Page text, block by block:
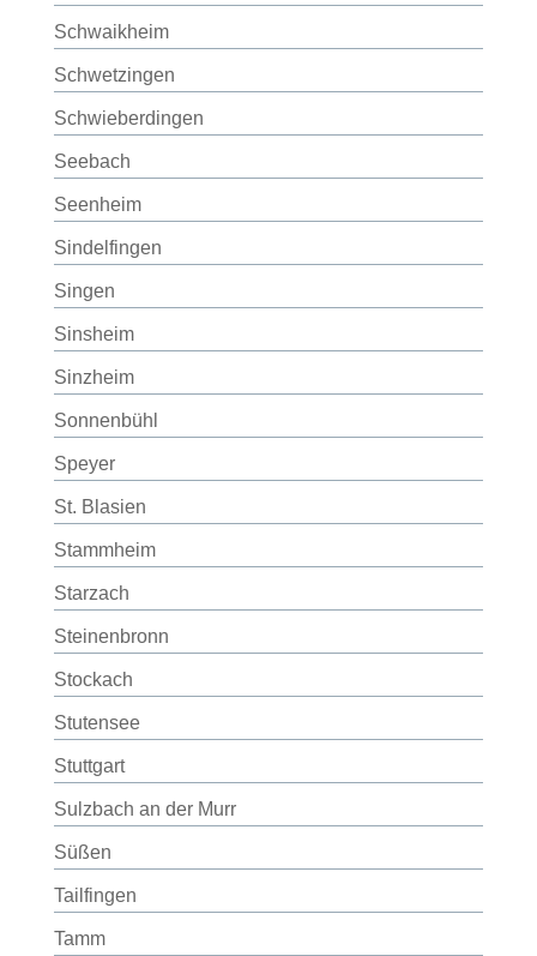
Schwaikheim
Schwetzingen
Schwieberdingen
Seebach
Seenheim
Sindelfingen
Singen
Sinsheim
Sinzheim
Sonnenbühl
Speyer
St. Blasien
Stammheim
Starzach
Steinenbronn
Stockach
Stutensee
Stuttgart
Sulzbach an der Murr
Süßen
Tailfingen
Tamm